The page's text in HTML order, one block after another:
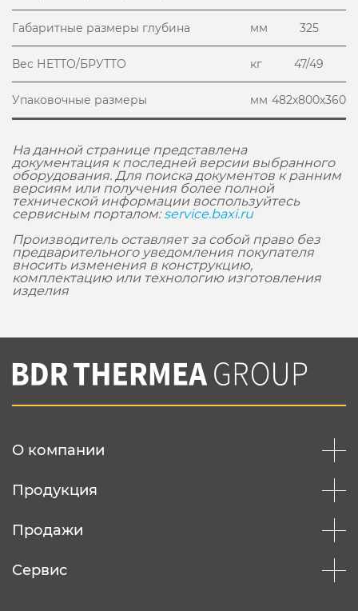
Габаритные размеры глубина мм 325
Вес НЕТТО/БРУТТО кг 47/49
Упаковочные размеры мм 482х800х360
На данной странице представлена
документация к последней версии выбранного
оборудования. Для поиска документов к ранним
версиям или получения более полной
технической информации воспользуйтесь
сервисным порталом:service.baxi.ru
Производитель оставляет за собой право без
предварительного уведомления покупателя
вносить изменения в конструкцию,
комплектацию или технологию изготовления
изделия
О компании
Продукция
Продажи
Сервис